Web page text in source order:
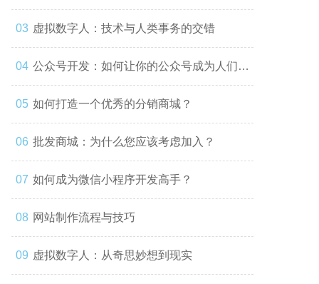
虚拟数字人：技术与人类事务的交错
公众号开发：如何让你的公众号成为人们心
中的第一选择
如何打造一个优秀的分销商城？
批发商城：为什么您应该考虑加入？
如何成为微信小程序开发高手？
网站制作流程与技巧
虚拟数字人：从奇思妙想到现实